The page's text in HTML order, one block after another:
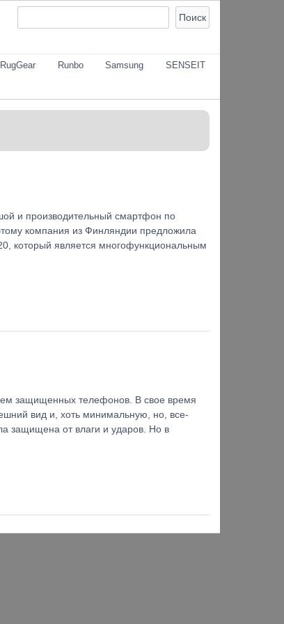
RugGear Runbo Samsung SENSEIT
и производительный смартфон по
компания из Финляндии предложила
который является многофункциональным
защищенных телефонов. В свое время
вид и, хоть минимальную, но, все-
защищена от влаги и ударов. Но в